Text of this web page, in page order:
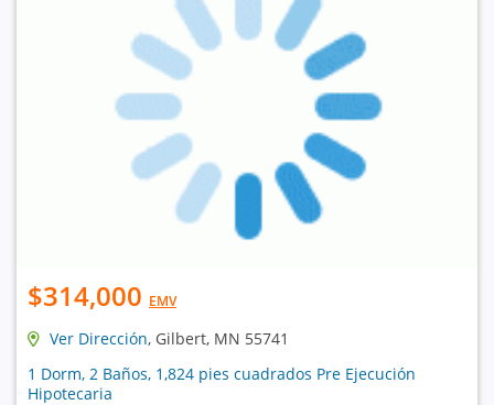
$314,000 EMV
Ver Dirección, Gilbert, MN 55741
1 Dorm, 2 Baños, 1,824 pies cuadrados Pre Ejecución
Hipotecaria